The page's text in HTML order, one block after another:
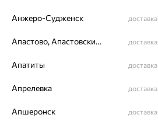
Анжеро-Судженск доставка
Апастово, Апастовский район доставка
Апатиты доставка
Апрелевка доставка
Апшеронск доставка